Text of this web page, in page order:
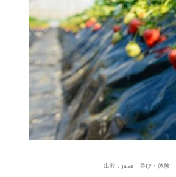
出典：jalan 遊び・体験